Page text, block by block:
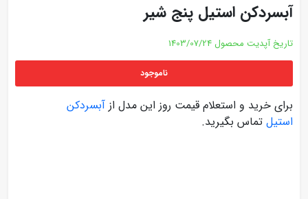
آبسردکن استیل پنج شیر
تاریخ آپدیت محصول 1403/07/24
ناموجود
برای خرید و استعلام قیمت روز این مدل از آبسردکن
استیل تماس بگیرید.